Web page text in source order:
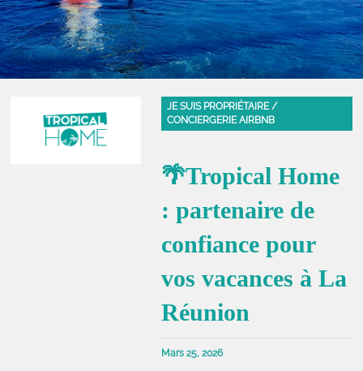
JE SUIS PROPRIÉTAIRE /
CONCIERGERIE AIRBNB
🌴Tropical Home
: partenaire de
confiance pour
vos vacances à La
Réunion
Mars 25, 2026